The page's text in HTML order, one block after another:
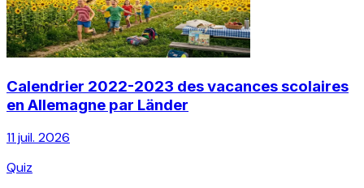
Calendrier 2022-2023 des vacances scolaires
en Allemagne par Länder
11 juil. 2026
Quiz